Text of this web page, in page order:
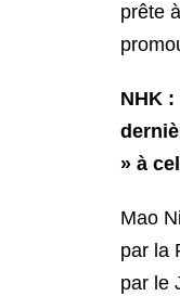
prête
NHK
» à
Mao
par la
par le